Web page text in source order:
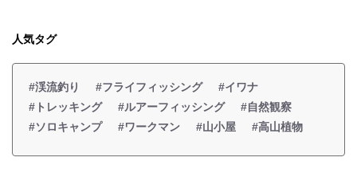
人気タグ
#渓流釣り #フライフィッシング
#イワナ
#トレッキング
#ルアーフィッシング
#自然観察
#ソロキャンプ
#ワークマン #山小屋 #高山植物